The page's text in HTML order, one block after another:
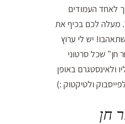
לאחד העמודים
מעלה לכם בכיף את
יש לי ערוץ
חן" שכל סרטוני
ולאינסטגרם באופן
ולטיקטוק :)
חן